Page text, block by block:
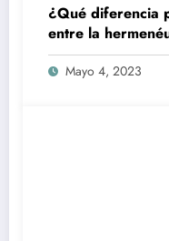
¿Qué diferencia
entre la
Mayo 4, 2023